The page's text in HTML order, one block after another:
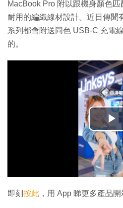
MacBook Pro 附以跟機身顏色
耐用的編織線材設計。近日傳聞
系列都會附送同色 USB-C 充電
的。
即刻 按此 ，用 App 睇更多產品